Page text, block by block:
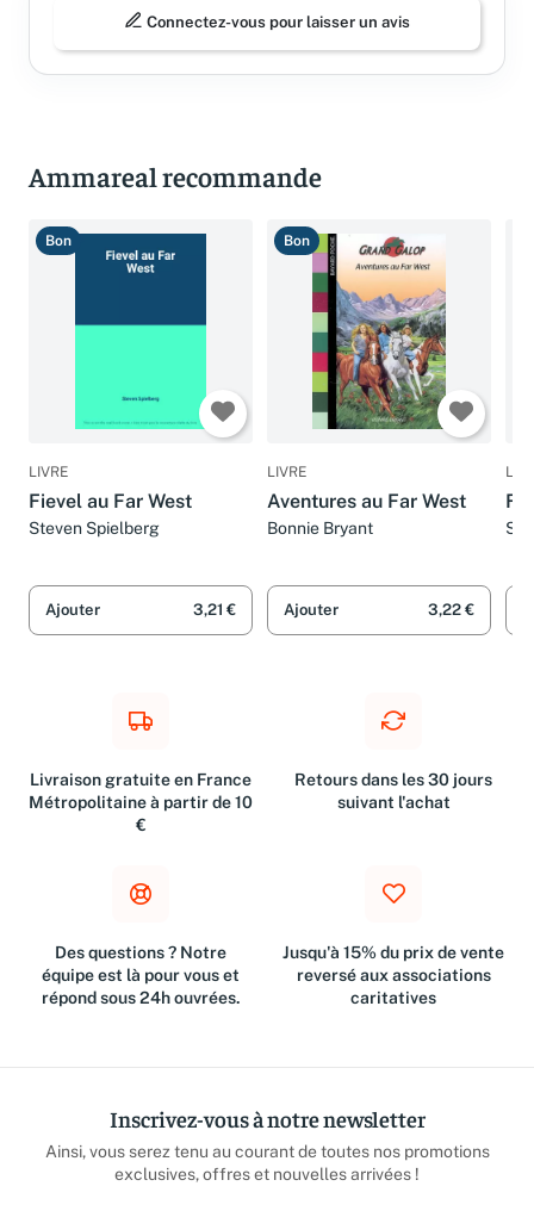
Connectez-vous pour laisser un avis
Ammareal recommande
Bon
LIVRE
Fievel au Far West
Steven Spielberg
Ajouter 3,21 €
Bon
LIVRE
Aventures au Far West
Bonnie Bryant
Ajouter 3,22 €
Livraison gratuite en France
Métropolitaine à partir de 10
€
Retours dans les 30 jours
suivant l'achat
Des questions ? Notre
équipe est là pour vous et
répond sous 24h ouvrées.
Jusqu'à 15% du prix de vente
reversé aux associations
caritatives
Inscrivez-vous à notre newsletter
Ainsi, vous serez tenu au courant de toutes nos promotions
exclusives, offres et nouvelles arrivées !